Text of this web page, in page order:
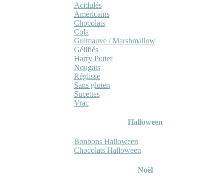
Acidulés
Américains
Chocolats
Cola
Guimauve / Marshmallow
Gélifiés
Harry Potter
Nougats
Réglisse
Sans gluten
Sucettes
Vrac
Halloween
Bonbons Halloween
Chocolats Halloween
Noël